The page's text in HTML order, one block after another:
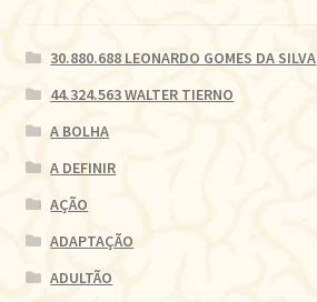
30.880.688 LEONARDO GOMES DA SILVA
44.324.563 WALTER TIERNO
A BOLHA
A DEFINIR
AÇÃO
ADAPTAÇÃO
ADULTÃO